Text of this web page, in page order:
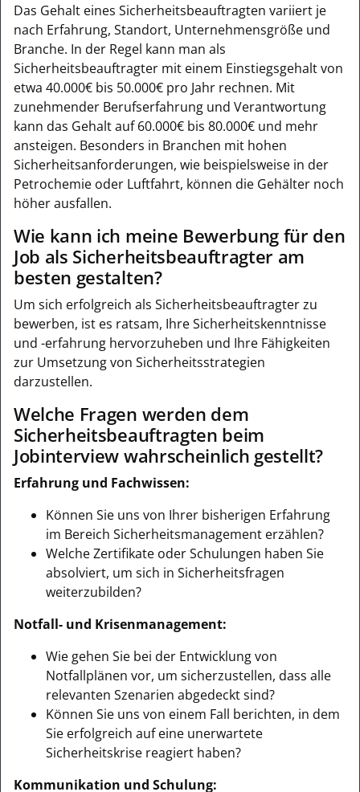
Das Gehalt eines Sicherheitsbeauftragten variiert je
nach Erfahrung, Standort, Unternehmensgröße und
Branche. In der Regel kann man als
Sicherheitsbeauftragter mit einem Einstiegsgehalt von
etwa 40.000€ bis 50.000€ pro Jahr rechnen. Mit
zunehmender Berufserfahrung und Verantwortung
kann das Gehalt auf 60.000€ bis 80.000€ und mehr
ansteigen. Besonders in Branchen mit hohen
Sicherheitsanforderungen, wie beispielsweise in der
Petrochemie oder Luftfahrt, können die Gehälter noch
höher ausfallen.
Wie kann ich meine Bewerbung für den
Job als Sicherheitsbeauftragter am
besten gestalten?
Um sich erfolgreich als Sicherheitsbeauftragter zu
bewerben, ist es ratsam, Ihre Sicherheitskenntnisse
und -erfahrung hervorzuheben und Ihre Fähigkeiten
zur Umsetzung von Sicherheitsstrategien
darzustellen.
Welche Fragen werden dem
Sicherheitsbeauftragten beim
Jobinterview wahrscheinlich gestellt?
Erfahrung und Fachwissen:
Können Sie uns von Ihrer bisherigen Erfahrung
im Bereich Sicherheitsmanagement erzählen?
Welche Zertifikate oder Schulungen haben Sie
absolviert, um sich in Sicherheitsfragen
weiterzubilden?
Notfall- und Krisenmanagement:
Wie gehen Sie bei der Entwicklung von
Notfallplänen vor, um sicherzustellen, dass alle
relevanten Szenarien abgedeckt sind?
Können Sie uns von einem Fall berichten, in dem
Sie erfolgreich auf eine unerwartete
Sicherheitskrise reagiert haben?
Kommunikation und Schulung: